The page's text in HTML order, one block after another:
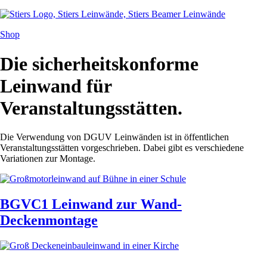
Shop
Die sicherheitskonforme
Leinwand für
Veranstaltungsstätten.
Die Verwendung von DGUV Leinwänden ist in öffentlichen
Veranstaltungsstätten vorgeschrieben. Dabei gibt es verschiedene
Variationen zur Montage.
BGVC1 Leinwand zur Wand-
Deckenmontage